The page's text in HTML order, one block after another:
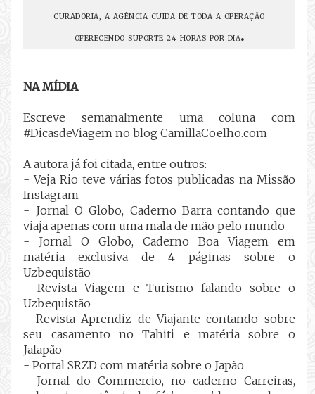
CURADORIA, A AGÊNCIA CUIDA DE TODA A OPERAÇÃO
OFERECENDO SUPORTE 24 HORAS POR DIA.
NA MÍDIA
Escreve semanalmente uma coluna com
#DicasdeViagem no blog CamillaCoelho.com
A autora já foi citada, entre outros:
- Veja Rio teve várias fotos publicadas na Missão
Instagram
- Jornal O Globo, Caderno Barra contando que
viaja apenas com uma mala de mão pelo mundo
- Jornal O Globo, Caderno Boa Viagem em
matéria exclusiva de 4 páginas sobre o
Uzbequistão
- Revista Viagem e Turismo falando sobre o
Uzbequistão
- Revista Aprendiz de Viajante contando sobre
seu casamento no Tahiti e matéria sobre o
Jalapão
- Portal SRZD com matéria sobre o Japão
- Jornal do Commercio, no caderno Carreiras,